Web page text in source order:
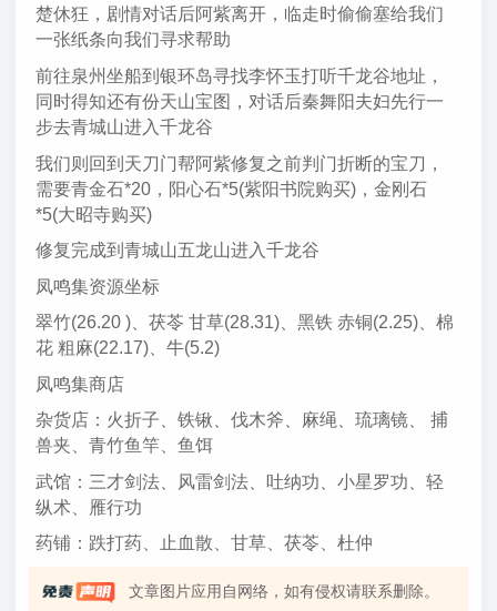
楚休狂，剧情对话后阿紫离开，临走时偷偷塞给我们
一张纸条向我们寻求帮助
前往泉州坐船到银环岛寻找李怀玉打听千龙谷地址，
同时得知还有份天山宝图，对话后秦舞阳夫妇先行一
步去青城山进入千龙谷
我们则回到天刀门帮阿紫修复之前判门折断的宝刀，
需要青金石*20，阳心石*5(紫阳书院购买)，金刚石
*5(大昭寺购买)
修复完成到青城山五龙山进入千龙谷
凤鸣集资源坐标
翠竹(26.20 )、茯苓 甘草(28.31)、黑铁 赤铜(2.25)、棉
花 粗麻(22.17)、牛(5.2)
凤鸣集商店
杂货店：火折子、铁锹、伐木斧、麻绳、琉璃镜、 捕
兽夹、青竹鱼竿、鱼饵
武馆：三才剑法、风雷剑法、吐纳功、小星罗功、轻
纵术、雁行功
药铺：跌打药、止血散、甘草、茯苓、杜仲
文章图片应用自网络，如有侵权请联系删除。